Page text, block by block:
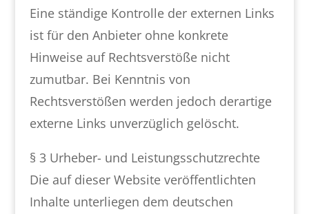
Eine ständige Kontrolle der externen Links
ist für den Anbieter ohne konkrete
Hinweise auf Rechtsverstöße nicht
zumutbar. Bei Kenntnis von
Rechtsverstößen werden jedoch derartige
externe Links unverzüglich gelöscht.
§ 3 Urheber- und Leistungsschutzrechte
Die auf dieser Website veröffentlichten
Inhalte unterliegen dem deutschen